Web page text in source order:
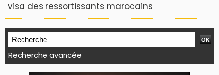
visa des ressortissants marocains
Recherche avancée